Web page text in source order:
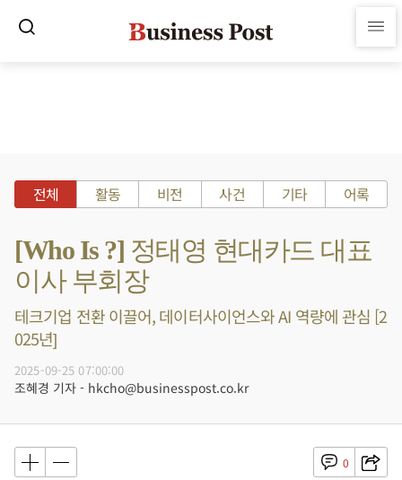
전체 활동 비전 사건 기타 어록
[Who Is ?] 정태영 현대카드 대표
이사 부회장
테크기업 전환 이끌어, 데이터사이언스와 AI 역량에 관심 [2
025년]
2025-09-25 07:00:00
조혜경 기자 - hkcho@businesspost.co.kr
0